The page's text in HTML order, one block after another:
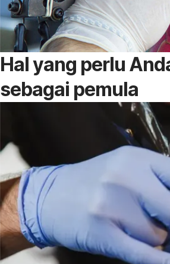
Hal yang perlu
sebagai pemula